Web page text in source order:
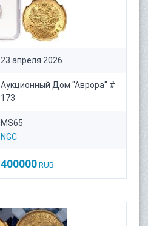
23 апреля 2026
Аукционный Дом "Аврора" #
173
MS65
NGC
400000 RUB